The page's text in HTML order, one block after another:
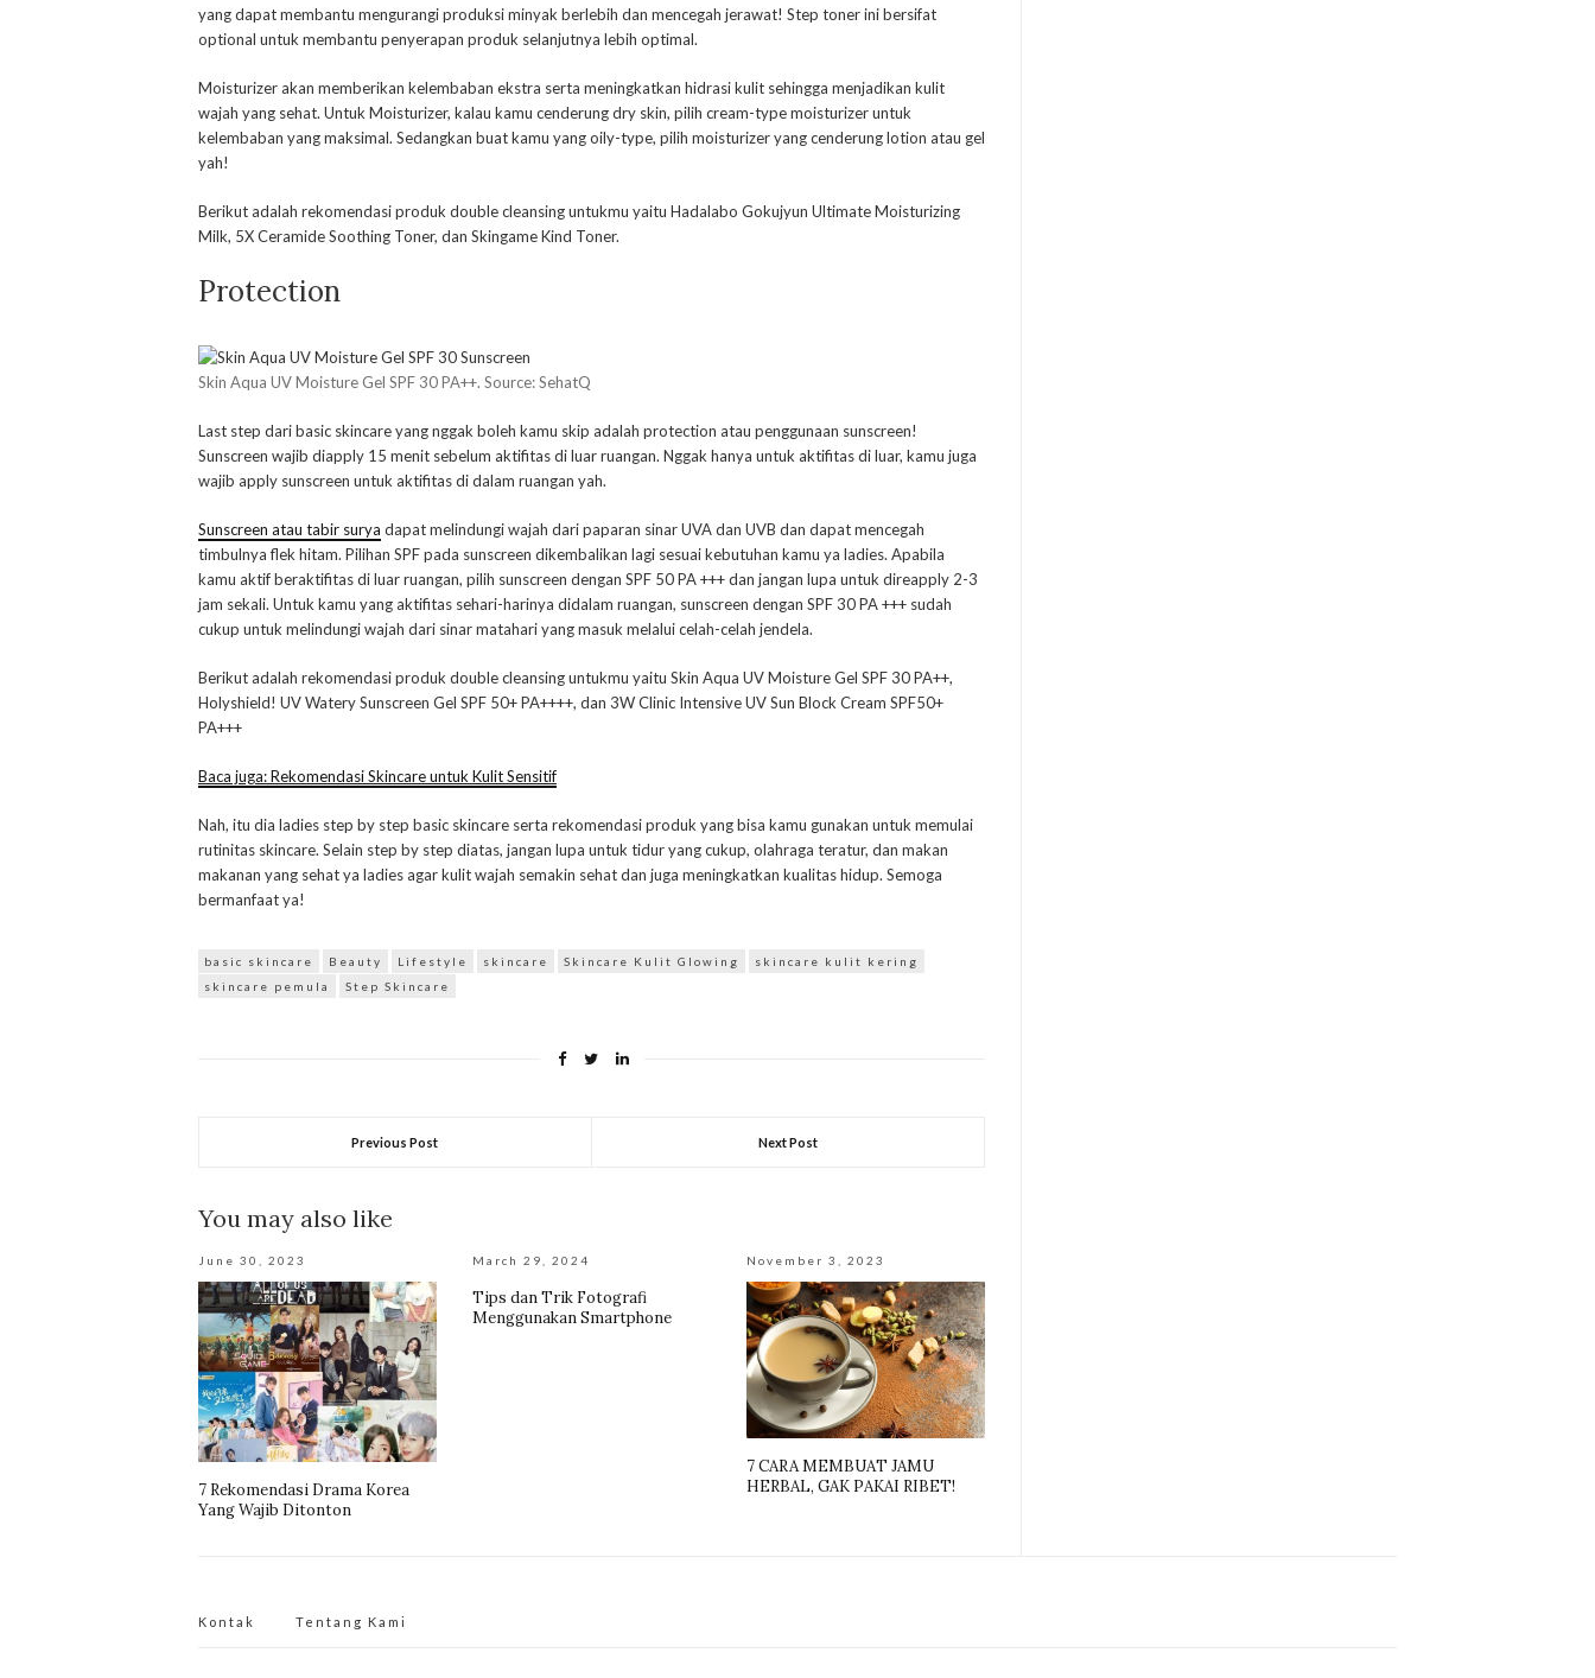
yang dapat membantu mengurangi produksi minyak berlebih dan mencegah jerawat! Step toner ini bersifat
optional untuk membantu penyerapan produk selanjutnya lebih optimal.
Moisturizer akan memberikan kelembaban ekstra serta meningkatkan hidrasi kulit sehingga menjadikan kulit
wajah yang sehat. Untuk Moisturizer, kalau kamu cenderung dry skin, pilih cream-type moisturizer untuk
kelembaban yang maksimal. Sedangkan buat kamu yang oily-type, pilih moisturizer yang cenderung lotion atau gel
yah!
Berikut adalah rekomendasi produk double cleansing untukmu yaitu Hadalabo Gokujyun Ultimate Moisturizing
Milk, 5X Ceramide Soothing Toner, dan Skingame Kind Toner.
Protection
Skin Aqua UV Moisture Gel SPF 30 PA++. Source: SehatQ
Last step dari basic skincare yang nggak boleh kamu skip adalah protection atau penggunaan sunscreen!
Sunscreen wajib diapply 15 menit sebelum aktifitas di luar ruangan. Nggak hanya untuk aktifitas di luar, kamu juga
wajib apply sunscreen untuk aktifitas di dalam ruangan yah.
Sunscreen atau tabir surya dapat melindungi wajah dari paparan sinar UVA dan UVB dan dapat mencegah
timbulnya flek hitam. Pilihan SPF pada sunscreen dikembalikan lagi sesuai kebutuhan kamu ya ladies. Apabila
kamu aktif beraktifitas di luar ruangan, pilih sunscreen dengan SPF 50 PA +++ dan jangan lupa untuk direapply 2-3
jam sekali. Untuk kamu yang aktifitas sehari-harinya didalam ruangan, sunscreen dengan SPF 30 PA +++ sudah
cukup untuk melindungi wajah dari sinar matahari yang masuk melalui celah-celah jendela.
Berikut adalah rekomendasi produk double cleansing untukmu yaitu Skin Aqua UV Moisture Gel SPF 30 PA++,
Holyshield! UV Watery Sunscreen Gel SPF 50+ PA++++, dan 3W Clinic Intensive UV Sun Block Cream SPF50+
PA+++
Baca juga: Rekomendasi Skincare untuk Kulit Sensitif
Nah, itu dia ladies step by step basic skincare serta rekomendasi produk yang bisa kamu gunakan untuk memulai
rutinitas skincare. Selain step by step diatas, jangan lupa untuk tidur yang cukup, olahraga teratur, dan makan
makanan yang sehat ya ladies agar kulit wajah semakin sehat dan juga meningkatkan kualitas hidup. Semoga
bermanfaat ya!
basic skincare Beauty Lifestyle skincare Skincare Kulit Glowing
skincare kulit kering
skincare pemula
Step Skincare
Previous Post Next Post
You may also like
June 30, 2023
7 Rekomendasi Drama Korea
Yang Wajib Ditonton
March 29, 2024
Tips dan Trik Fotografi
Menggunakan Smartphone
November 3, 2023
7 CARA MEMBUAT JAMU
HERBAL, GAK PAKAI RIBET!
Kontak Tentang Kami